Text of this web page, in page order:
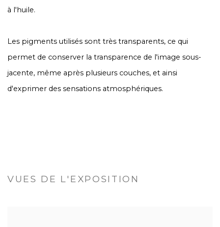
à l'huile.
Les pigments utilisés sont très transparents, ce qui
permet de conserver la transparence de l'image sous-
jacente, même après plusieurs couches, et ainsi
d'exprimer des sensations atmosphériques.
VUES DE L'EXPOSITION